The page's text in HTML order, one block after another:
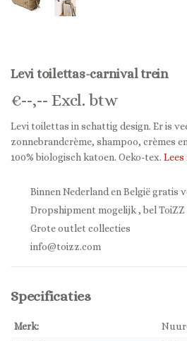
Levi toilettas-carnival trein
€--,-- Excl. btw
Levi toilettas in schattig design. Er is
zonnebrandcrème, shampoo, crèmes
100% biologisch katoen. Oeko-tex. Lees
Binnen Nederland en België gratis
Dropshipment mogelijk , bel ToiZZ
Grote outlet collecties
info@toizz.com
Specificaties
Merk: